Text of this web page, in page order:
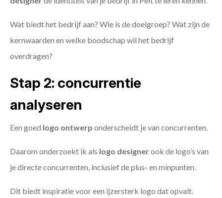
Wat biedt het bedrijf aan? Wie is de doelgroep? Wat zijn de
kernwaarden en welke boodschap wil het bedrijf
overdragen?
Stap 2: concurrentie
analyseren
Een goed logo ontwerp onderscheidt je van concurrenten.
Daarom onderzoekt ik als logo designerook de logo’s van
je directe concurrenten, inclusief de plus- en minpunten.
Dit biedt inspiratie voor een ijzersterk logo dat opvalt.